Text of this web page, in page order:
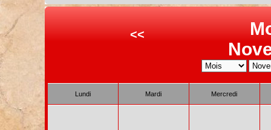
<<
Lundi Mardi Mercredi